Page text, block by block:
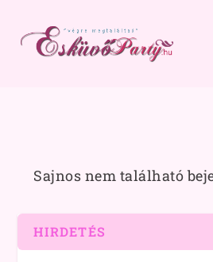
Sajnos nem található
HIRDETÉS